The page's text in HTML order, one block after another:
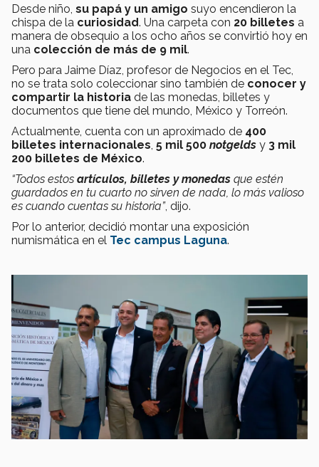
Desde niño, su papá y un amigo suyo encendieron la
chispa de la curiosidad. Una carpeta con 20 billetes a
manera de obsequio a los ocho años se convirtió hoy en
una colección de más de 9 mil.
Pero para Jaime Díaz, profesor de Negocios en el Tec,
no se trata solo coleccionar sino también de conocer y
compartir la historia de las monedas, billetes y
documentos que tiene del mundo, México y Torreón.
Actualmente, cuenta con un aproximado de 400
billetes internacionales 5 mil 500 notgelds y 3 mil
200 billetes de México.
“Todos estos artículos, billetes y monedas que estén
guardados en tu cuarto no sirven de nada, lo más valioso
es cuando cuentas su historia”, dijo.
Por lo anterior, decidió montar una exposición
numismática en el Tec campus Laguna.